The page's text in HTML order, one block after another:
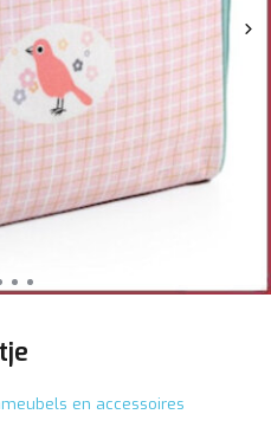
en accessoires